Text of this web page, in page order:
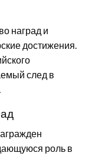
наград и
достижения.
след в
роль в